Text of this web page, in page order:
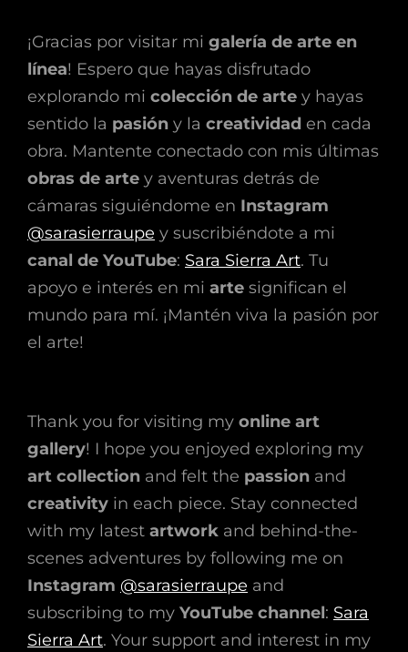
¡Gracias por visitar mi galería de arte en
línea! Espero que hayas disfrutado
explorando mi colección de arte y hayas
sentido la pasión y la creatividad en cada
obra. Mantente conectado con mis últimas
obras de arte y aventuras detrás de
cámaras siguiéndome en Instagram
@sarasierraupe y suscribiéndote a mi
canal de YouTube: Sara Sierra Art. Tu
apoyo e interés en mi arte significan el
mundo para mí. ¡Mantén viva la pasión por
el arte!
Thank you for visiting my online art
gallery! I hope you enjoyed exploring my
art collection and felt the passion and
creativity in each piece. Stay connected
with my latest artwork and behind-the-
scenes adventures by following me on
Instagram @sarasierraupe and
subscribing to my YouTube channel: Sara
Sierra Art. Your support and interest in my